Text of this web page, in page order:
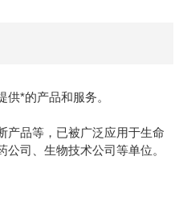
*的产品和服务。
产品等，已被广泛应用于生命
司、生物技术公司等单位。